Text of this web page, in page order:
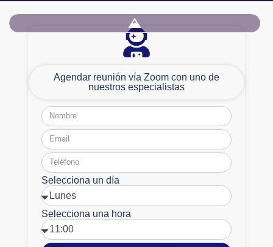
Agendar reunión vía Zoom con uno de
nuestros especialistas
Selecciona un día
Selecciona una hora